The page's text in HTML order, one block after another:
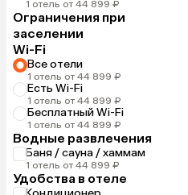
1 отель от 44 899 ₽
Ограничения при
заселении
Wi-Fi
Все отели
1 отель от 44 899 ₽
Есть Wi-Fi
1 отель от 44 899 ₽
Бесплатный Wi-Fi
1 отель от 44 899 ₽
Водные развлечения
Баня / сауна / хаммам
1 отель от 44 899 ₽
Удобства в отеле